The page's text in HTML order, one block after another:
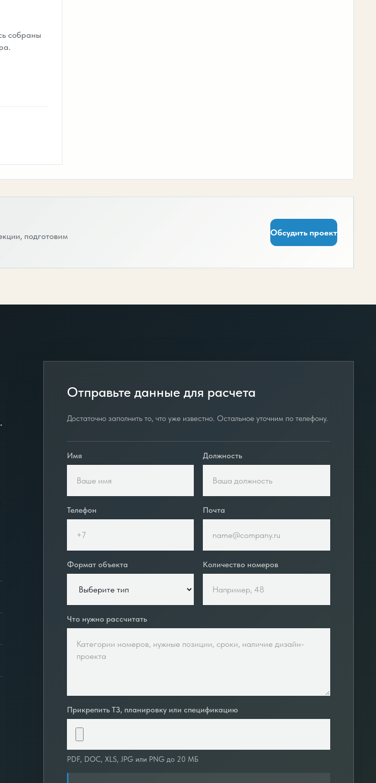
собраны
подготовим
Обсудить проект
Отправьте данные для расчета
Достаточно заполнить то, что уже известно. Остальное уточним по телефону.
Имя Должность
Телефон Почта
Формат объекта Количество номеров
Что нужно рассчитать
Прикрепить ТЗ, планировку или спецификацию
PDF, DOC, XLS, JPG или PNG до 20 МБ